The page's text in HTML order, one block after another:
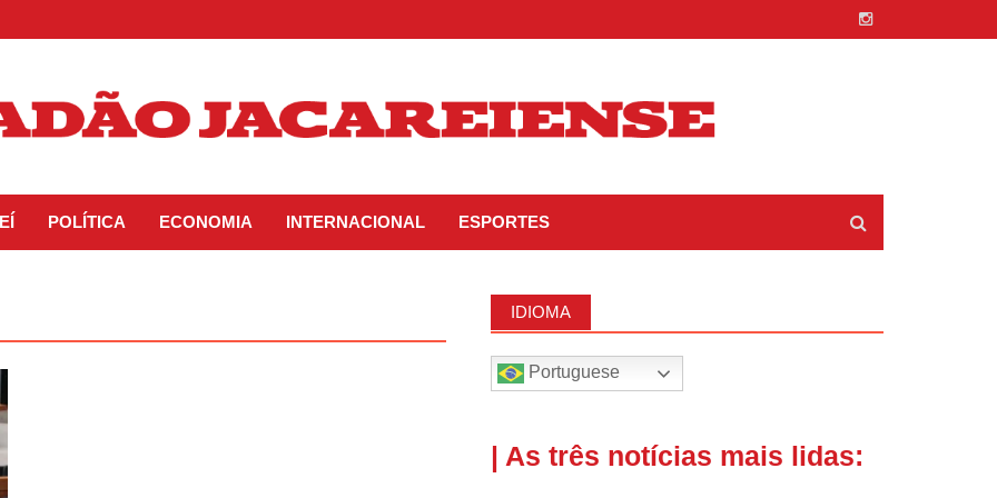
POLÍTICA ECONOMIA INTERNACIONAL ESPORTES
IDIOMA
Portuguese
| As três notícias mais lidas: